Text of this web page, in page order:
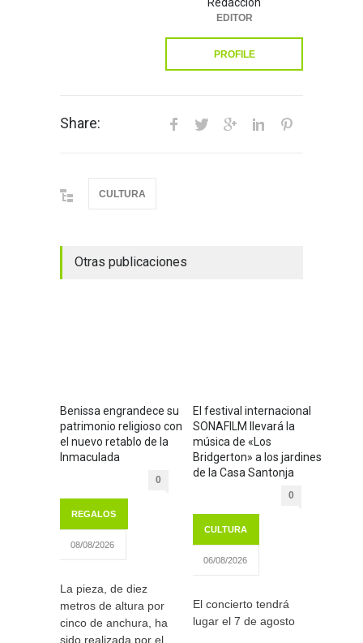
EDITOR
PROFILE
Share:
CULTURA
Otras publicaciones
Benissa engrandece su
patrimonio religioso con
el nuevo retablo de la
Inmaculada
0
REGALOS
08/08/2026
La pieza, de diez
metros de altura por
cinco de anchura, ha
sido realizada por el
El festival internacional
SONAFILM llevará la
música de «Los
Bridgerton» a los jardines
de la Casa Santonja
0
CULTURA
06/08/2026
El concierto tendrá
lugar el 7 de agosto